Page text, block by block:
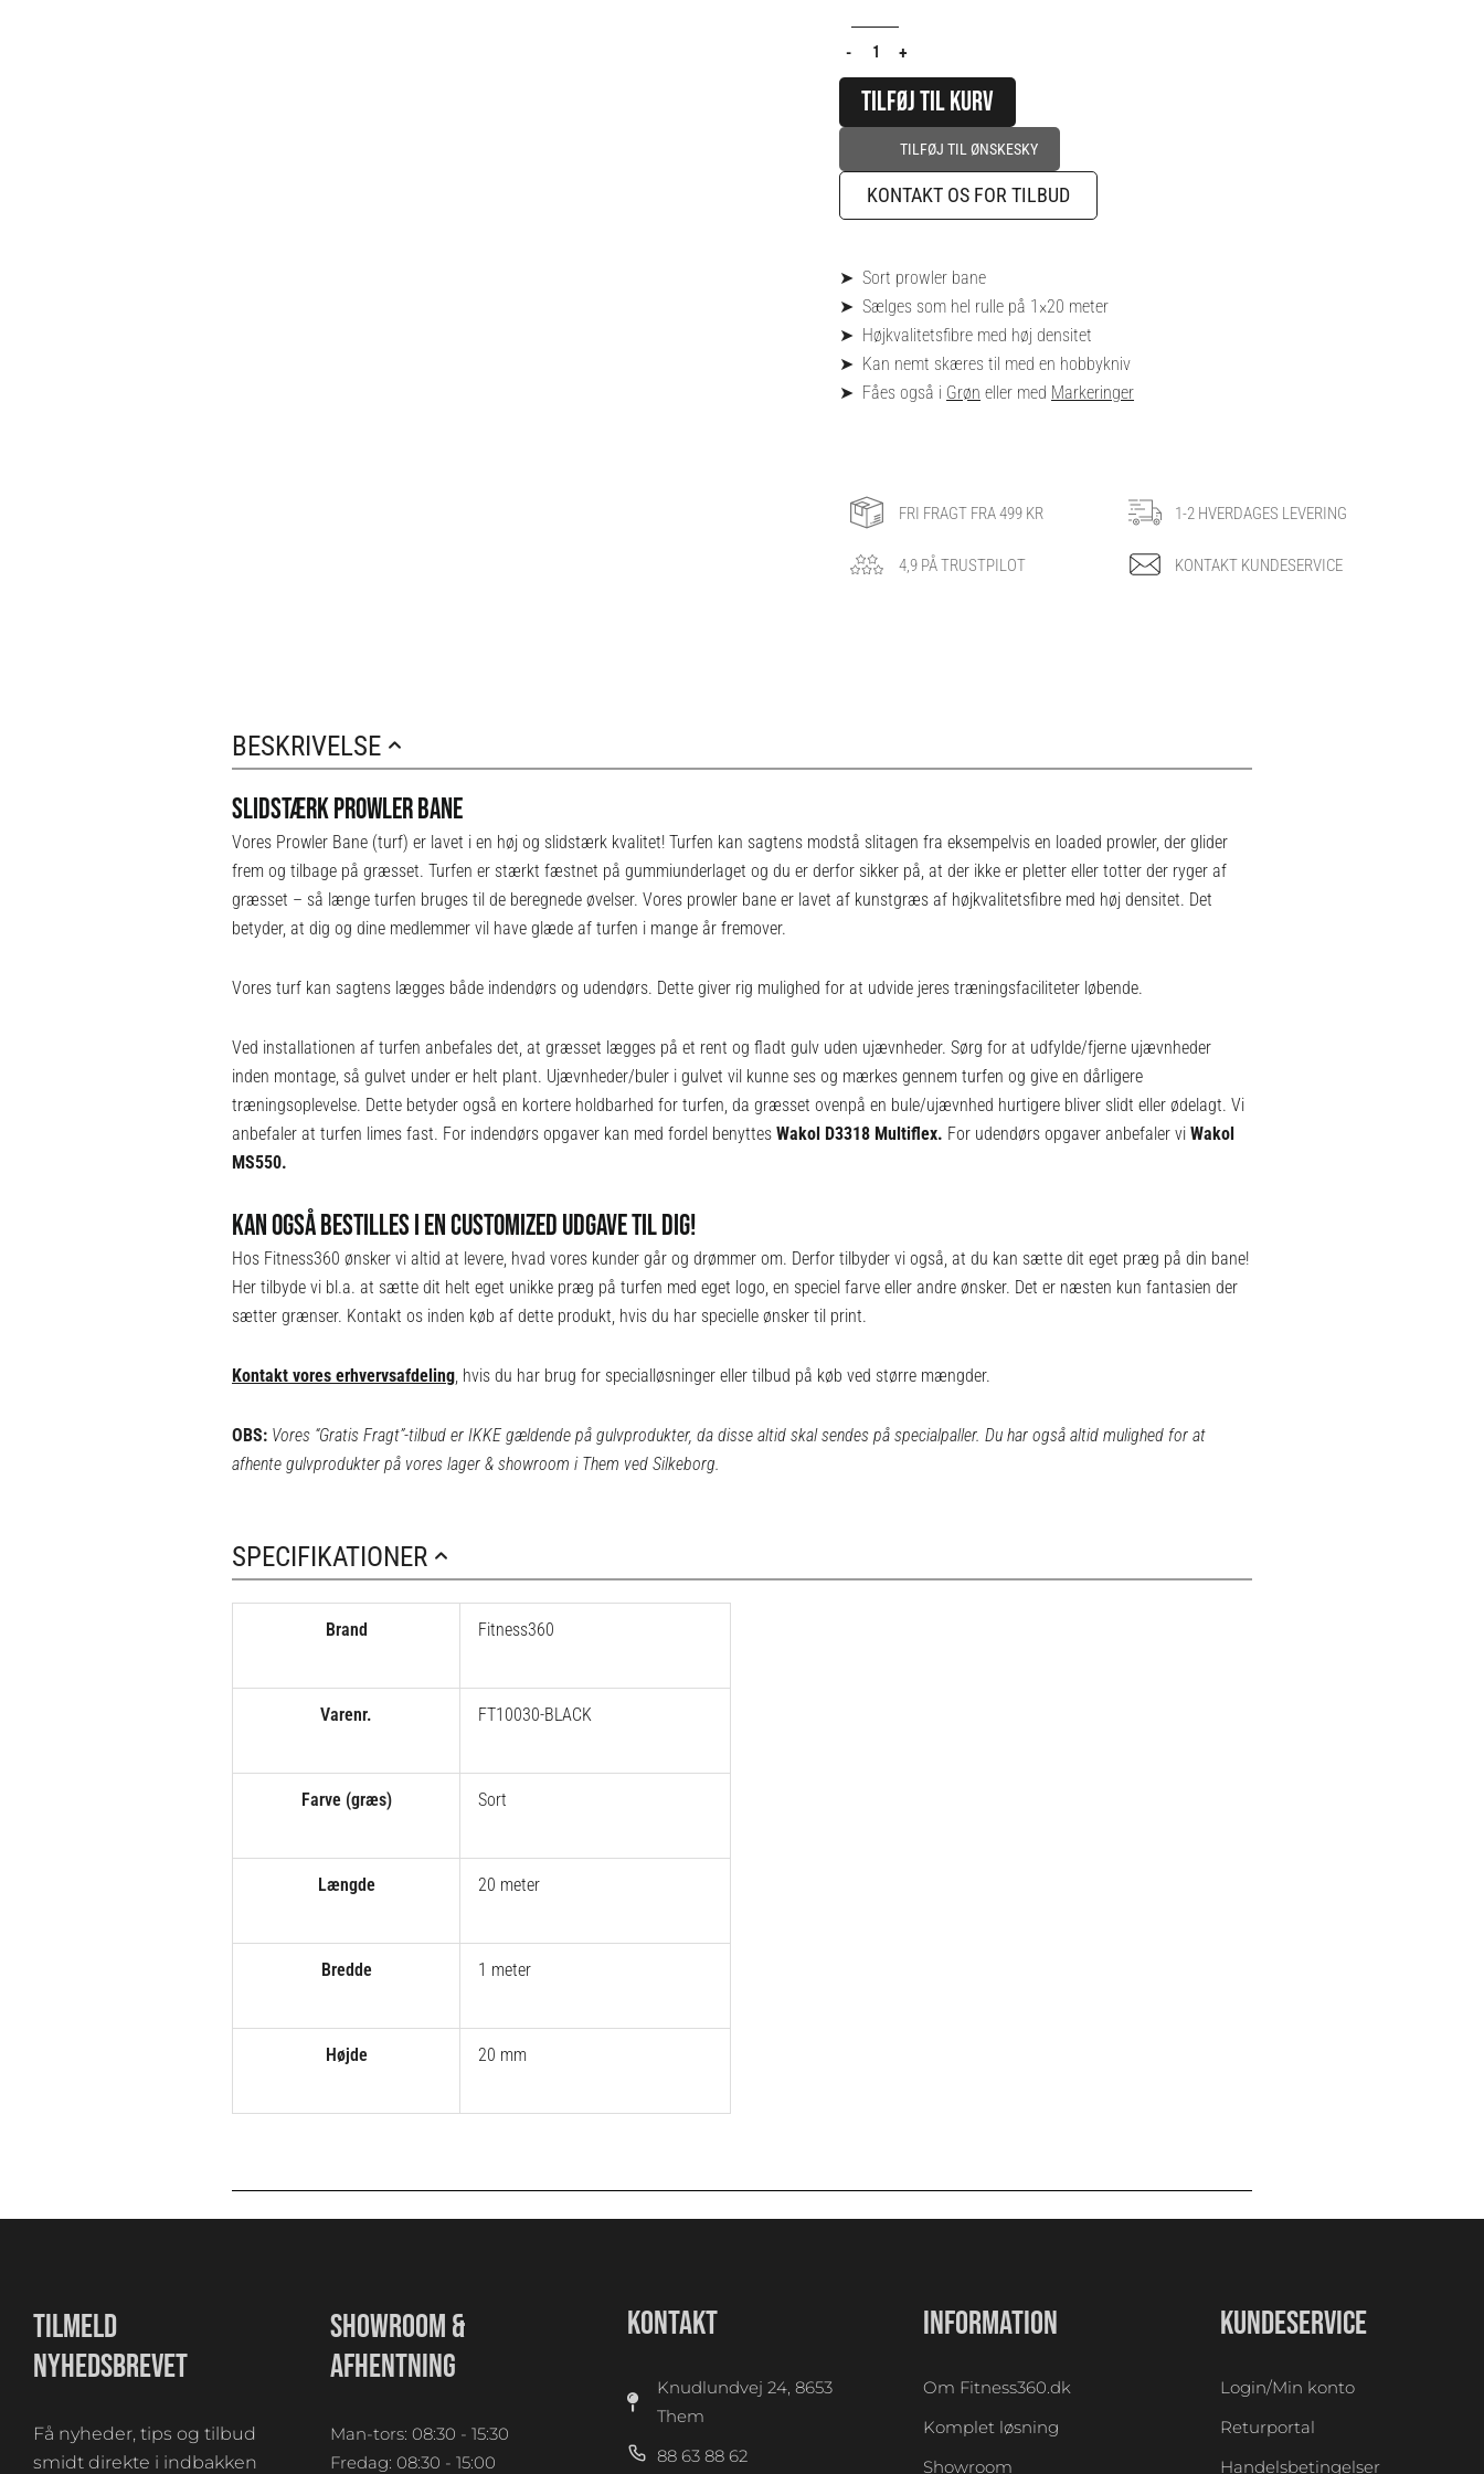
-
meter
-
Sort
+
TILFØJ TIL KURV
TILFØJ TIL ØNSKESKY
KONTAKT OS FOR TILBUD
➤ Sort prowler bane
➤ Sælges som hel rulle på 1×20 meter
➤ Højkvalitetsfibre med høj densitet
➤ Kan nemt skæres til med en hobbykniv
➤ Fåes også i Grøn eller med Markeringer
FRI FRAGT FRA 499 KR 1-2 HVERDAGES LEVERING
4,9 PÅ TRUSTPILOT KONTAKT KUNDESERVICE
BESKRIVELSE
SLIDSTÆRK PROWLER BANE
Vores Prowler Bane (turf) er lavet i en høj og slidstærk kvalitet! Turfen kan sagtens modstå slitagen fra eksempelvis en loaded prowler, der glider
frem og tilbage på græsset. Turfen er stærkt fæstnet på gummiunderlaget og du er derfor sikker på, at der ikke er pletter eller totter der ryger af
græsset – så længe turfen bruges til de beregnede øvelser. Vores prowler bane er lavet af kunstgræs af højkvalitetsfibre med høj densitet. Det
betyder, at dig og dine medlemmer vil have glæde af turfen i mange år fremover.
Vores turf kan sagtens lægges både indendørs og udendørs. Dette giver rig mulighed for at udvide jeres træningsfaciliteter løbende.
Ved installationen af turfen anbefales det, at græsset lægges på et rent og fladt gulv uden ujævnheder. Sørg for at udfylde/fjerne ujævnheder
inden montage, så gulvet under er helt plant. Ujævnheder/buler i gulvet vil kunne ses og mærkes gennem turfen og give en dårligere
træningsoplevelse. Dette betyder også en kortere holdbarhed for turfen, da græsset ovenpå en bule/ujævnhed hurtigere bliver slidt eller ødelagt. Vi
anbefaler at turfen limes fast. For indendørs opgaver kan med fordel benyttes Wakol D3318 Multiflex. For udendørs opgaver anbefaler vi Wakol
MS550.
KAN OGSÅ BESTILLES I EN CUSTOMIZED UDGAVE TIL DIG!
Hos Fitness360 ønsker vi altid at levere, hvad vores kunder går og drømmer om. Derfor tilbyder vi også, at du kan sætte dit eget præg på din bane!
Her tilbyde vi bl.a. at sætte dit helt eget unikke præg på turfen med eget logo, en speciel farve eller andre ønsker. Det er næsten kun fantasien der
sætter grænser. Kontakt os inden køb af dette produkt, hvis du har specielle ønsker til print.
Kontakt vores erhvervsafdeling , hvis du har brug for specialløsninger eller tilbud på køb ved større mængder.
OBS: Vores “Gratis Fragt”-tilbud er IKKE gældende på gulvprodukter, da disse altid skal sendes på specialpaller. Du har også altid mulighed for at
afhente gulvprodukter på vores lager & showroom i Them ved Silkeborg.
SPECIFIKATIONER
Brand Fitness360
Varenr. FT10030-BLACK
Farve (græs) Sort
Længde 20 meter
Bredde 1 meter
Højde 20 mm
TILMELD
NYHEDSBREVET
Få nyheder, tips og tilbud
smidt direkte i indbakken
SHOWROOM &
AFHENTNING
Man-tors: 08:30 - 15:30
Fredag: 08:30 - 15:00
KONTAKT
Knudlundvej 24, 8653
Them
88 63 88 62
INFORMATION
Om Fitness360.dk
Komplet løsning
Showroom
KUNDESERVICE
Login/Min konto
Returportal
Handelsbetingelser